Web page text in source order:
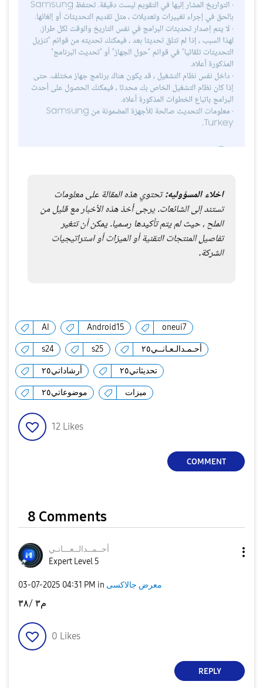
AI Android15 oneui7
s24 s25 أحـمـدالـعـانــي٢٥
أرشاداتي٢٥ تحديثاتي٢٥
موضوعاتي٢٥ ميزات
12 Likes
COMMENT
8 Comments
أحــمــدالــعـــانـي
Expert Level 5
‎03-07-2025 04:31 PM in معرض جالاكسى
م٣ /٣٨
0 Likes
REPLY